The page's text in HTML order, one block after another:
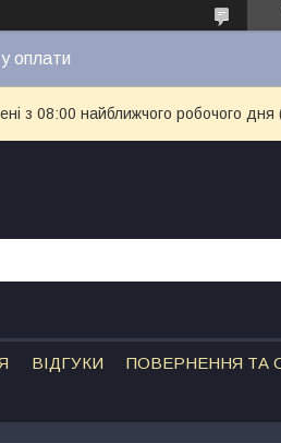
оплати
з 08:00 найближчого робочого дня
ВІДГУКИ ПОВЕРНЕННЯ ТА